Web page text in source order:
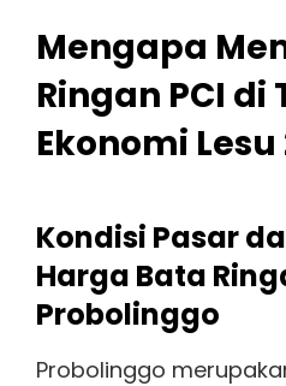
Mengapa
Ringan PCI di
Ekonomi Lesu
Kondisi Pasar
Harga Bata
Probolinggo
Probolinggo